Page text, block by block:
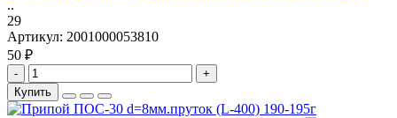
..
29
Артикул: 2001000053810
50 ₽
-
+
Купить